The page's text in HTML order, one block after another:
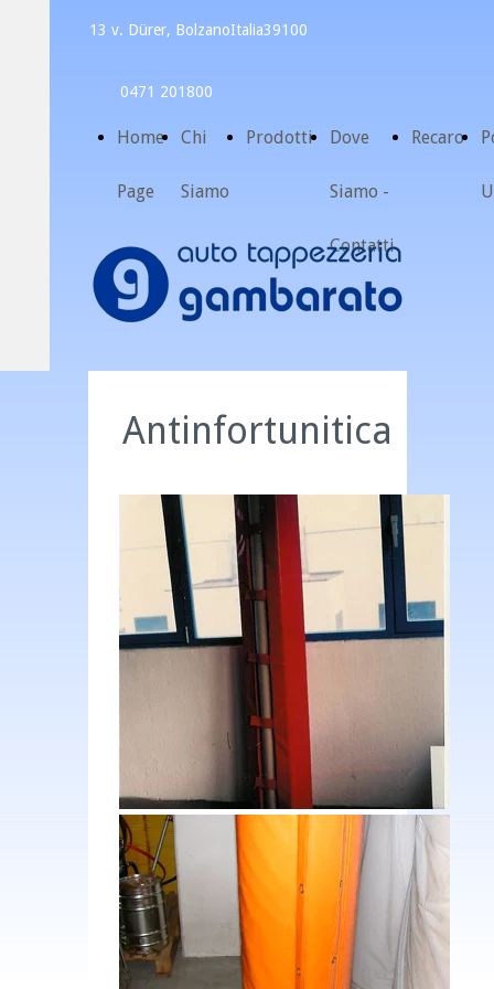
13 v. Dürer, BolzanoItalia39100
0471 201800
Home
Page
Chi
Siamo
Prodotti Dove
Siamo -
Contatti
Recaro
Antinfortunitica